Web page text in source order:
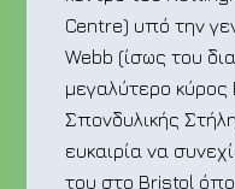
Centre) υπό την
Webb (ίσως του
μεγαλύτερο κύρος
Σπονδυλικής
ευκαιρία να
του στο Bristol